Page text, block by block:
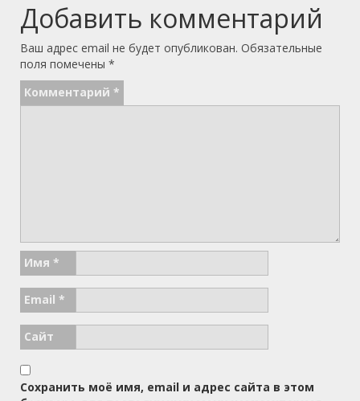
Добавить комментарий
Ваш адрес email не будет опубликован. Обязательные
поля помечены *
Комментарий *
Имя *
Email *
Сайт
Сохранить моё имя, email и адрес сайта в этом